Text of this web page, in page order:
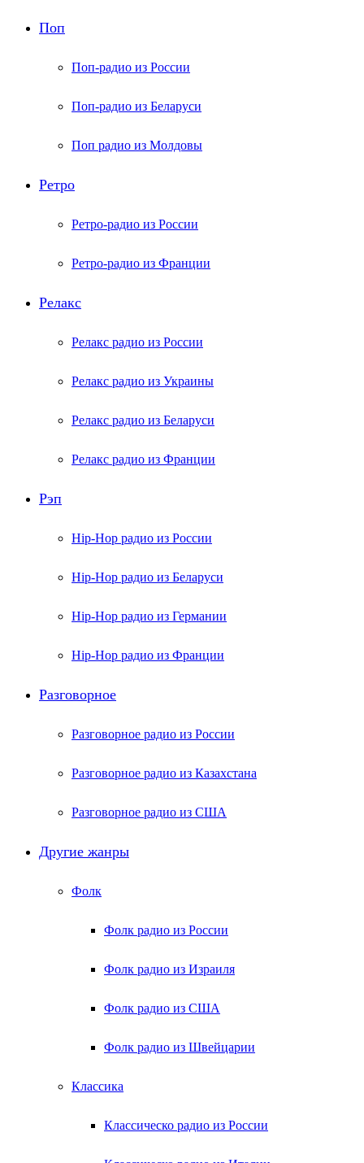
Поп
Поп-радио из России
Поп-радио из Беларуси
Поп радио из Молдовы
Ретро
Ретро-радио из России
Ретро-радио из Франции
Релакс
Релакс радио из России
Релакс радио из Украины
Релакс радио из Беларуси
Релакс радио из Франции
Рэп
Hip-Hop радио из России
Hip-Hop радио из Беларуси
Hip-Hop радио из Германии
Hip-Hop радио из Франции
Разговорное
Разговорное радио из России
Разговорное радио из Казахстана
Разговорное радио из США
Другие жанры
Фолк
Фолк радио из России
Фолк радио из Израиля
Фолк радио из США
Фолк радио из Швейцарии
Классика
Классическо радио из России